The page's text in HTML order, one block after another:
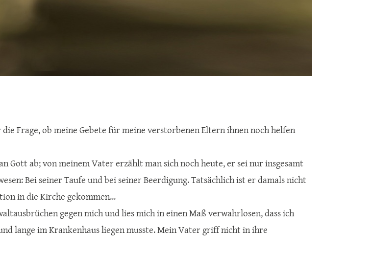
Frage, ob meine Gebete für meine verstorbenen Eltern ihnen noch helfen
Gott ab; von meinem Vater erzählt man sich noch heute, er sei nur insgesamt
Bei seiner Taufe und bei seiner Beerdigung. Tatsächlich ist er damals nicht
in die Kirche gekommen...
gegen mich und lies mich in einen Maß verwahrlosen, dass ich
lange im Krankenhaus liegen musste. Mein Vater griff nicht in ihre